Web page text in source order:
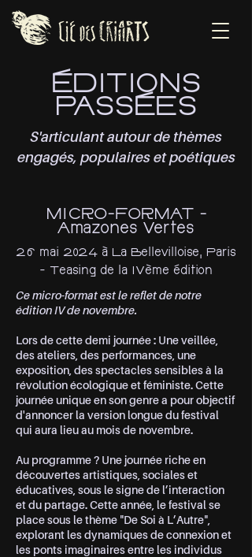
ÉDITIONS
PASSÉES
S'articulant autour de thèmes
engagés, populaires et poétiques
MICRO-FORMAT -
Amazones Vertes
26 mai 2024 à La Bellevilloise, Paris
- Teasing de la IVème édition
Ce micro-format est le reflet de notre
édition IV de novembre.
Lors de cette demi journée : Une veillée,
des ateliers, des performances, une
exposition, des spectacles sensibles à la
révolution écologique et féministe. Cette
journée unique en son genre a pour objectif
d'annoncer la version longue du festival
qui aura lieu au mois de novembre.
Au programme ? Une journée riche en
découvertes artistiques, sociales et
éducatives, sous le signe de l’interaction
et du partage. Cette année, le festival se
place sous le thème "De Soi à L’Autre",
explorant les dynamiques de connexion et
les ponts imaginaires entre les individus